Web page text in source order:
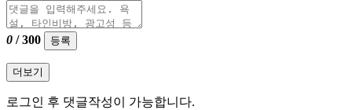
0 / 300 등록
더보기
로그인 후 댓글작성이 가능합니다.